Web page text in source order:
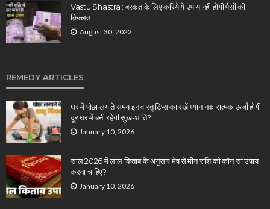
Vastu Shastra : बरकत के लिए करिये ये उपाय,नही होगी पैसों की
क़िल्लत
August 30, 2022
REMEDY ARTICLES
घर में पोछा लगाते समय इन वास्तु टिप्स का रखें ध्यान नकारात्मक ऊर्जा होगी
दूर घर में बनी रहेगी सुख-शांति?
January 10, 2026
साल 2026 में लाल किताब के अनुसार मेष से मीन राशि को कौन सा उपाय
करना चाहिए?
January 10, 2026